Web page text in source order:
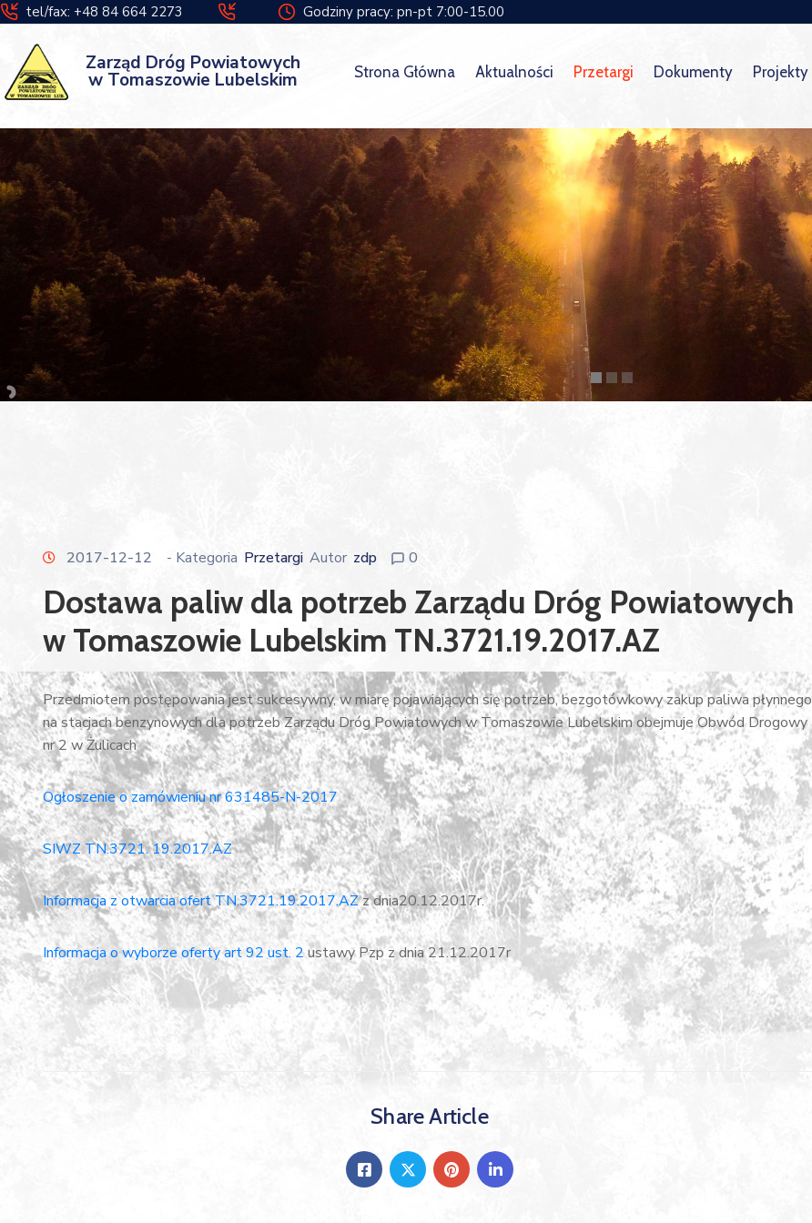
tel/fax: +48 84 664 2273 Godziny pracy: pn-pt 7:00-15.00
Zarząd Dróg Powiatowych
w Tomaszowie Lubelskim Strona Główna Aktualności Przetargi Dokumenty Projekty
2017-12-12 - Kategoria Przetargi Autor zdp 0
Dostawa paliw dla potrzeb Zarządu Dróg Powiatowych
w Tomaszowie Lubelskim TN.3721.19.2017.AZ
Przedmiotem postępowania jest sukcesywny, w miarę pojawiających się potrzeb, bezgotówkowy zakup paliwa płynnego
na stacjach benzynowych dla potrzeb Zarządu Dróg Powiatowych w Tomaszowie Lubelskim obejmuje Obwód Drogowy
nr 2 w Żulicach
Ogłoszenie o zamówieniu nr 631485-N-2017
SIWZ TN.3721. 19.2017.AZ
Informacja z otwarcia ofert TN.3721.19.2017.AZz dnia20.12.2017r.
Informacja o wyborze oferty art 92 ust. 2ustawy Pzp z dnia 21.12.2017r
Share Article